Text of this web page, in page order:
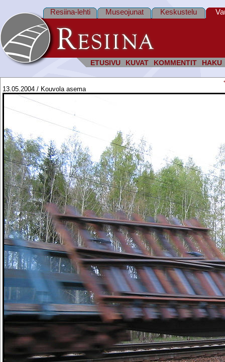
ETUSIVU KUVAT KOMMENTIT HAKU
Resiina-lehti Museojunat Keskustelu
13.05.2004 / Kouvola asema